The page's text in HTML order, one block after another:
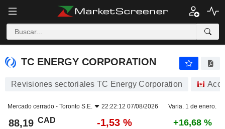
TC ENERGY CORPORATION
TC ENERGY CORPORATION
Revisiones sectoriales TC Energy Corporation
Mercado cerrado - Toronto S.E. 22:22:12 07/08/2026 Varia. 1 de enero.
88,19 CAD -1,53 % +16,68 %